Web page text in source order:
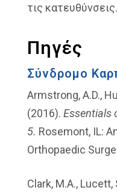
τις κατευθύνσεις.
Πηγές
Σύνδρομο
Armstrong, A.D.,
(2016). Essentials
5. Rosemont, IL:
Orthopaedic
Clark, M.A., Lucett,